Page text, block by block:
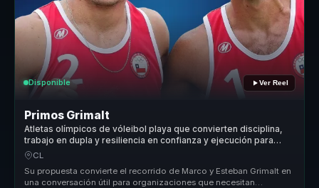
Disponible Ver Reel
Primos Grimalt
Atletas olímpicos de vóleibol playa que convierten disciplina,
trabajo en dupla y resiliencia en confianza y ejecución para
equipos.
CL
Su propuesta convierte el recorrido de Marco y Esteban Grimalt en
una conversación útil para organizaciones que necesitan